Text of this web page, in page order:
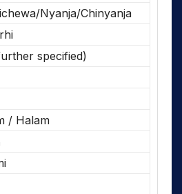
Nyanja/Chinyanja
specified)
/ Halam